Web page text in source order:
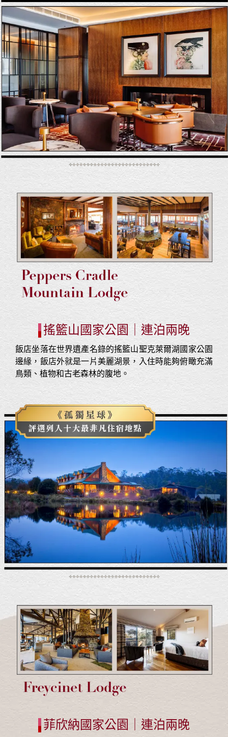
搖籃山國家公園｜連泊兩晚
飯店坐落在世界遺產名錄的搖籃山聖克萊爾湖國家公園
邊緣，飯店外就是一片美麗湖景，入住時能夠俯瞰充滿
鳥類、植物和古老森林的腹地。
菲欣納國家公園｜連泊兩晚